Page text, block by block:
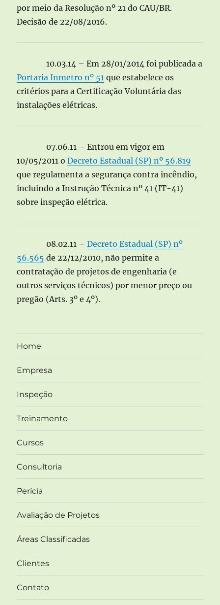
por meio da Resolução nº 21 do CAU/BR.
Decisão de 22/08/2016.
10.03.14 – Em 28/01/2014 foi publicada a
Portaria Inmetro nº 51 que estabelece os
critérios para a Certificação Voluntária das
instalações elétricas.
07.06.11 – Entrou em vigor em
10/05/2011 oDecreto Estadual (SP) nº 56.819
que regulamenta a segurança contra incêndio,
incluindo a Instrução Técnica nº 41 (IT-41)
sobre inspeção elétrica.
08.02.11 –Decreto Estadual (SP) nº
56.565 de 22/12/2010, não permite a
contratação de projetos de engenharia (e
outros serviços técnicos) por menor preço ou
pregão (Arts. 3º e 4º).
Home
Empresa
Inspeção
Treinamento
Cursos
Consultoria
Perícia
Avaliação de Projetos
Áreas Classificadas
Clientes
Contato